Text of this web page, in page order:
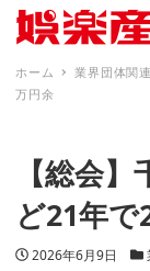
ホーム 業界団体関連
万円余
【総会
ど21年
投稿日
2026年6月9日 カ